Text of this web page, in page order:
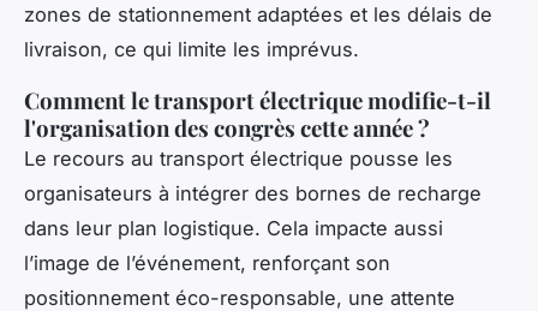
zones de stationnement adaptées et les délais de
livraison, ce qui limite les imprévus.
Comment le transport électrique modifie-t-il
l'organisation des congrès cette année ?
Le recours au transport électrique pousse les
organisateurs à intégrer des bornes de recharge
dans leur plan logistique. Cela impacte aussi
l’image de l’événement, renforçant son
positionnement éco-responsable, une attente